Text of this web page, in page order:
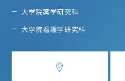
大学院薬学研究科
大学院看護学研究科